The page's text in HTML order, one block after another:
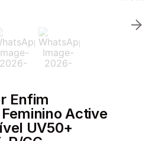
Enfim
Active
UV50+